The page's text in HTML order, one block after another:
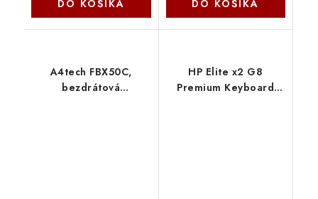
DO KOŠÍKA DO KOŠÍKA
A4tech FBX50C,
bezdrátová
HP Elite x2 G8
Premium Keyboard